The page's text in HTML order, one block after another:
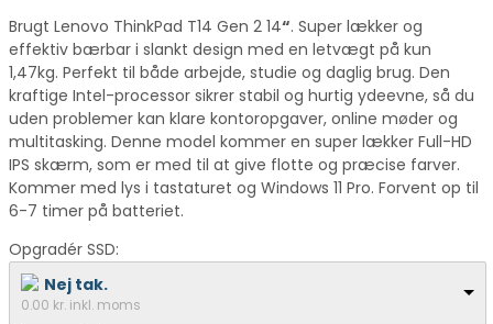
Brugt Lenovo ThinkPad T14 Gen 2 14“. Super lækker og
effektiv bærbar i slankt design med en letvægt på kun
1,47kg. Perfekt til både arbejde, studie og daglig brug. Den
kraftige Intel-processor sikrer stabil og hurtig ydeevne, så du
uden problemer kan klare kontoropgaver, online møder og
multitasking. Denne model kommer en super lækker Full-HD
IPS skærm, som er med til at give flotte og præcise farver.
Kommer med lys i tastaturet og Windows 11 Pro. Forvent op til
6-7 timer på batteriet.
Opgradér SSD:
Nej tak.
0.00 kr. inkl. moms